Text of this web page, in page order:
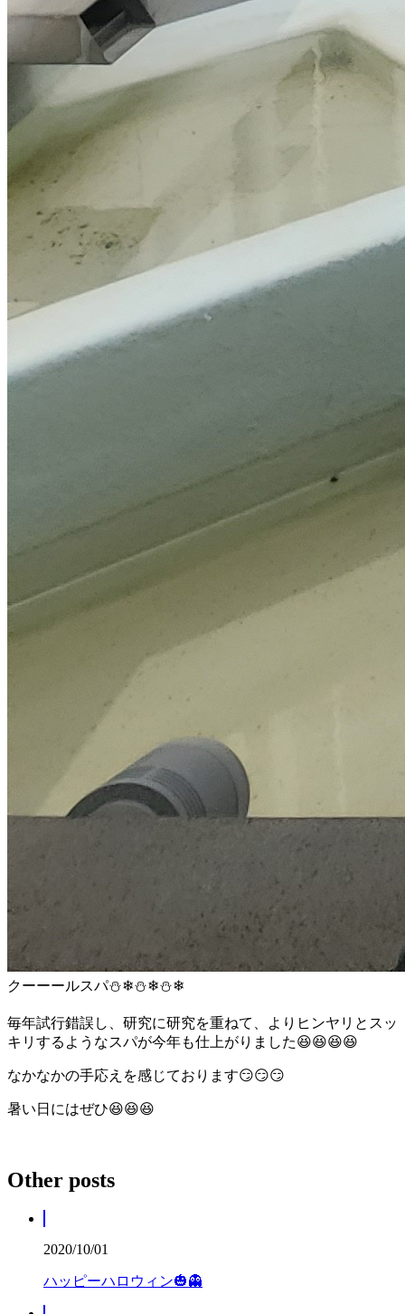
クーーールスパ⛄❄⛄❄⛄❄
毎年試行錯誤し、研究に研究を重ねて、よりヒンヤリとスッ
キリするようなスパが今年も仕上がりました😆😆😆😆
なかなかの手応えを感じております😏😏😏
暑い日にはぜひ😆😆😆
Other posts
2020/10/01
ハッピーハロウィン🎃👻